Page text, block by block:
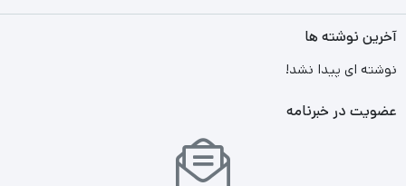
آخرین نوشته ها
نوشته ای پیدا نشد!
عضویت در خبرنامه